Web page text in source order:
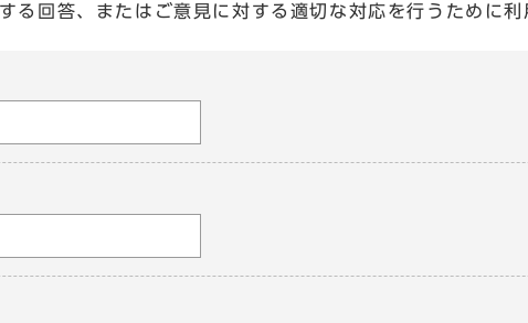
る回答、またはご意見に対する適切な対応を行うために